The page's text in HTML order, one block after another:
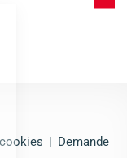
| Demande